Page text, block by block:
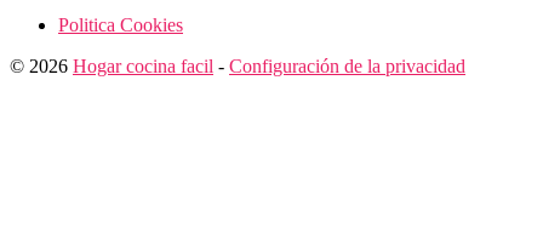
Politica Cookies
© 2026 Hogar cocina facil - Configuración de la privacidad